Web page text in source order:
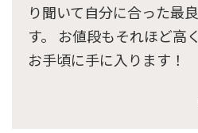
り聞いて自分に合った最
す。 お値段もそれほど高
お手頃に手に入ります！